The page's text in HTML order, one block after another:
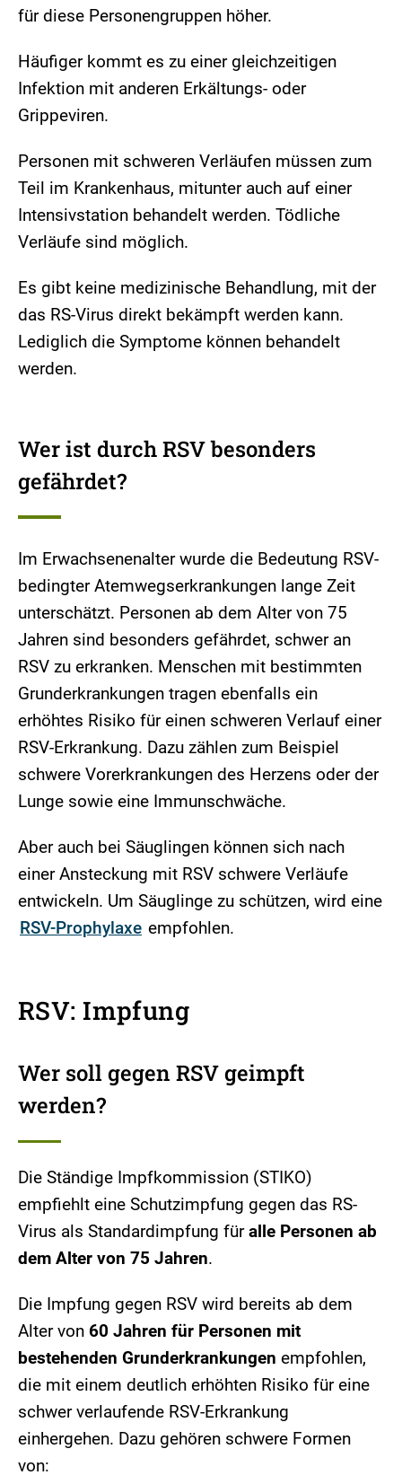
für diese Personengruppen höher.
Häufiger kommt es zu einer gleichzeitigen
Infektion mit anderen Erkältungs- oder
Grippeviren.
Personen mit schweren Verläufen müssen zum
Teil im Krankenhaus, mitunter auch auf einer
Intensivstation behandelt werden. Tödliche
Verläufe sind möglich.
Es gibt keine medizinische Behandlung, mit der
das RS-Virus direkt bekämpft werden kann.
Lediglich die Symptome können behandelt
werden.
Wer ist durch RSV besonders
gefährdet?
Im Erwachsenenalter wurde die Bedeutung RSV-
bedingter Atemwegserkrankungen lange Zeit
unterschätzt. Personen ab dem Alter von 75
Jahren sind besonders gefährdet, schwer an
RSV zu erkranken. Menschen mit bestimmten
Grunderkrankungen tragen ebenfalls ein
erhöhtes Risiko für einen schweren Verlauf einer
RSV-Erkrankung. Dazu zählen zum Beispiel
schwere Vorerkrankungen des Herzens oder der
Lunge sowie eine Immunschwäche.
Aber auch bei Säuglingen können sich nach
einer Ansteckung mit RSV schwere Verläufe
entwickeln. Um Säuglinge zu schützen, wird eine
RSV-Prophylaxe empfohlen.
RSV: Impfung
Wer soll gegen RSV geimpft
werden?
Die Ständige Impfkommission (STIKO)
empfiehlt eine Schutzimpfung gegen das RS-
Virus als Standardimpfung füralle Personen ab
dem Alter von 75 Jahren.
Die Impfung gegen RSV wird bereits ab dem
Alter von 60 Jahren für Personen mit
bestehenden Grunderkrankungen empfohlen,
die mit einem deutlich erhöhten Risiko für eine
schwer verlaufende RSV-Erkrankung
einhergehen. Dazu gehören schwere Formen
von: